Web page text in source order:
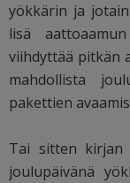
yökkärin ja
lisä
viihdyttää pitkän
mahdollista
pakettien
Tai sitten kirjan
joulupäivänä